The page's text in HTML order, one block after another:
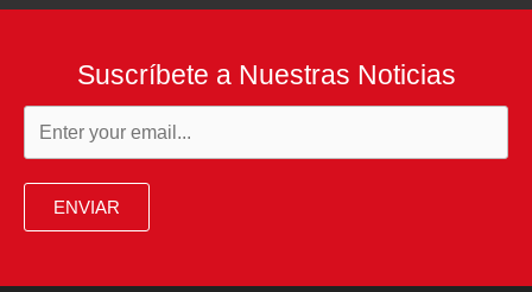
Suscríbete a Nuestras Noticias
ENVIAR